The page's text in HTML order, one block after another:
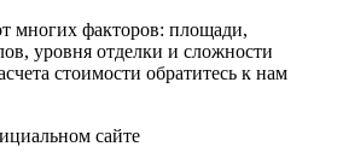
многих факторов: площади,
уровня отделки и сложности
стоимости обратитесь к нам
сайте